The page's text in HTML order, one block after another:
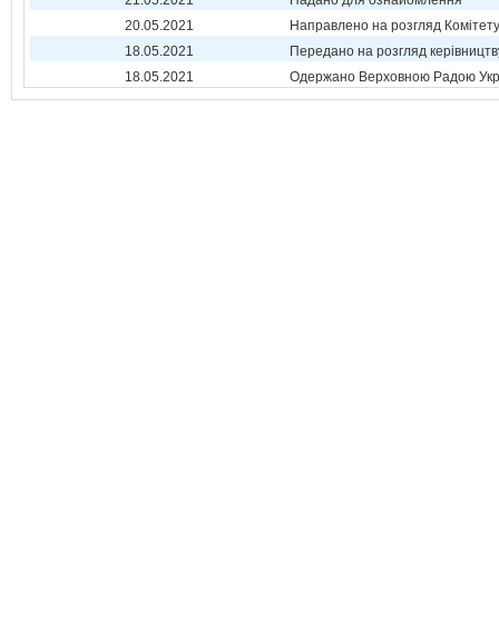
20.05.2021
Направлено на розгляд Комітету
18.05.2021
Передано на розгляд
18.05.2021
Одержано Верховною Радою